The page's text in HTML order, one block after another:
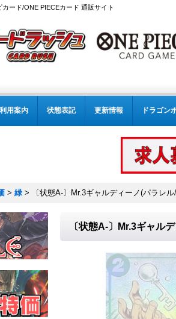
ード/ONE PIECEカード 通販サイト
用案内 状態表記 更新情報 ドラゴン
> 緑 > 〔状態A-〕Mr.3ギャルディーノ(パラレ
〔状態A-〕Mr.3ギャル